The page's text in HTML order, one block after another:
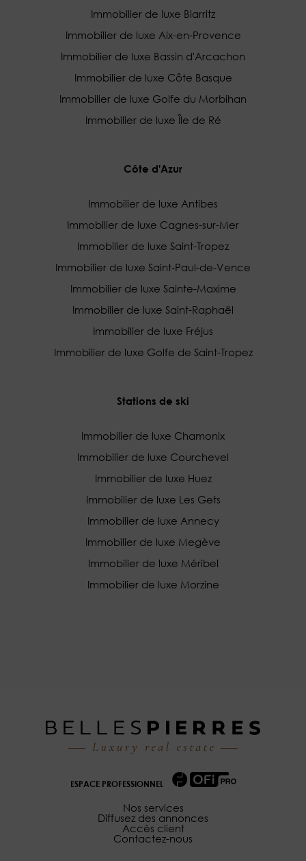
Immobilier de luxe Biarritz
Immobilier de luxe Aix-en-Provence
Immobilier de luxe Bassin d'Arcachon
Immobilier de luxe Côte Basque
Immobilier de luxe Golfe du Morbihan
Immobilier de luxe Île de Ré
Côte d'Azur
Immobilier de luxe Antibes
Immobilier de luxe Cagnes-sur-Mer
Immobilier de luxe Saint-Tropez
Immobilier de luxe Saint-Paul-de-Vence
Immobilier de luxe Sainte-Maxime
Immobilier de luxe Saint-Raphaël
Immobilier de luxe Fréjus
Immobilier de luxe Golfe de Saint-Tropez
Stations de ski
Immobilier de luxe Chamonix
Immobilier de luxe Courchevel
Immobilier de luxe Huez
Immobilier de luxe Les Gets
Immobilier de luxe Annecy
Immobilier de luxe Megève
Immobilier de luxe Méribel
Immobilier de luxe Morzine
ESPACE PROFESSIONNEL
Nos services
Diffusez des annonces
Accès client
Contactez-nous